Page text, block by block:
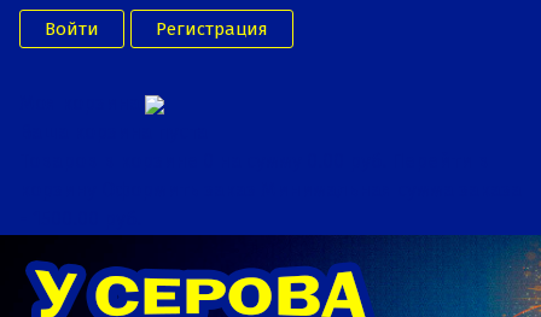
Войти Регистрация